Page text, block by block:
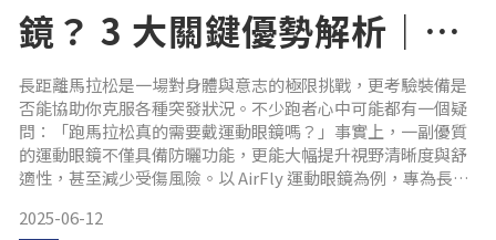
鏡？ 3 大關鍵優勢解析｜
AirFly 無鼻墊運動眼鏡的革
命性體驗
長距離馬拉松是一場對身體與意志的極限挑戰，更考驗裝備是
否能協助你克服各種突發狀況。不少跑者心中可能都有一個疑
問：「跑馬拉松真的需要戴運動眼鏡嗎？」事實上，一副優質
的運動眼鏡不僅具備防曬功能，更能大幅提升視野清晰度與舒
適性，甚至減少受傷風險。以 AirFly 運動眼鏡為例，專為長時
戴運動眼鏡，對馬拉松跑者的幫助，遠比你想像的更多！
2025-06-12